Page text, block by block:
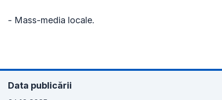
- Mass-media locale.
Data publicării